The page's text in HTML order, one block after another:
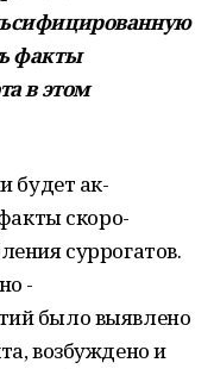
факты
в этом
будет ак­
скоро­
сур­рогатов.
-
было выявлено
возбуждено и